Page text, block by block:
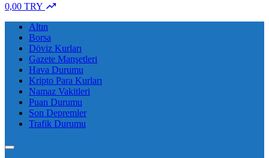
0,00 TRY
Altın
Borsa
Döviz Kurları
Gazete Manşetleri
Hava Durumu
Kripto Para Kurları
Namaz Vakitleri
Puan Durumu
Son Depremler
Trafik Durumu